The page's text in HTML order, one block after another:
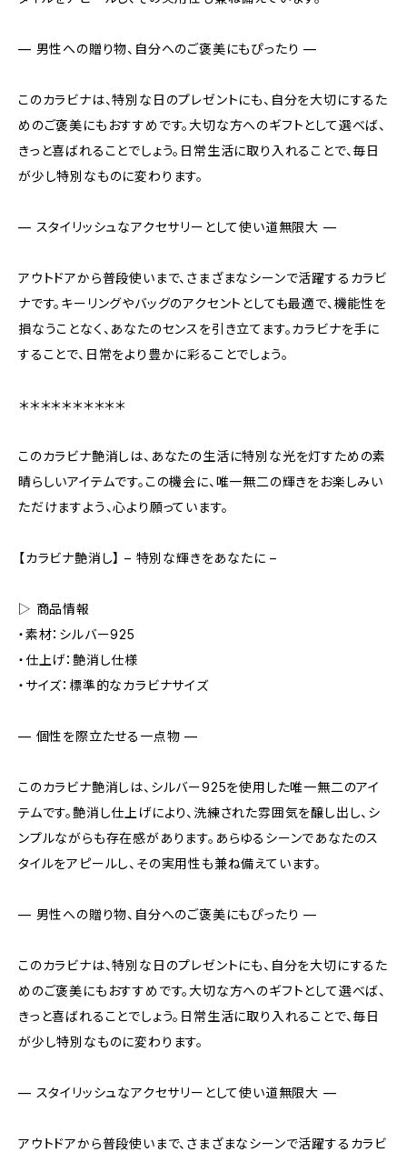
— 男性への贈り物、自分へのご褒美にもぴったり —
このカラビナは、特別な日のプレゼントにも、自分を大切にするた
めのご褒美にもおすすめです。大切な方へのギフトとして選べば、
きっと喜ばれることでしょう。日常生活に取り入れることで、毎日
が少し特別なものに変わります。
— スタイリッシュなアクセサリーとして使い道無限大 —
アウトドアから普段使いまで、さまざまなシーンで活躍するカラビ
ナです。キーリングやバッグのアクセントとしても最適で、機能性を
損なうことなく、あなたのセンスを引き立てます。カラビナを手に
することで、日常をより豊かに彩ることでしょう。
＊＊＊＊＊＊＊＊＊＊
このカラビナ艶消しは、あなたの生活に特別な光を灯すための素
晴らしいアイテムです。この機会に、唯一無二の輝きをお楽しみい
ただけますよう、心より願っています。
【カラビナ艶消し】 – 特別な輝きをあなたに –
▷ 商品情報
・素材：シルバー925
・仕上げ：艶消し仕様
・サイズ：標準的なカラビナサイズ
— 個性を際立たせる一点物 —
このカラビナ艶消しは、シルバー925を使用した唯一無二のアイ
テムです。艶消し仕上げにより、洗練された雰囲気を醸し出し、シ
ンプルながらも存在感があります。あらゆるシーンであなたのス
タイルをアピールし、その実用性も兼ね備えています。
— 男性への贈り物、自分へのご褒美にもぴったり —
このカラビナは、特別な日のプレゼントにも、自分を大切にするた
めのご褒美にもおすすめです。大切な方へのギフトとして選べば、
きっと喜ばれることでしょう。日常生活に取り入れることで、毎日
が少し特別なものに変わります。
— スタイリッシュなアクセサリーとして使い道無限大 —
アウトドアから普段使いまで、さまざまなシーンで活躍するカラビ